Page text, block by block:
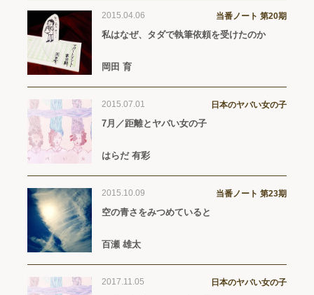
2015.04.06 当番ノート 第20期
私はなぜ、タダで執筆依頼を受けたのか
岡田 育
2015.07.01 日本のヤバい女の子
7月／距離とヤバい女の子
はらだ 有彩
2015.10.09 当番ノート 第23期
空の青さをみつめていると
百瀬 雄太
2017.11.05 日本のヤバい女の子